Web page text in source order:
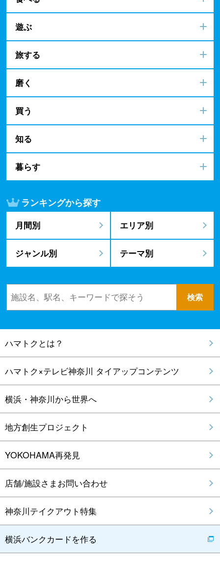
遊ぶ
旅する
磨く
買う
知る
暮らす
ランキングから探す
月間別 エリア別
ジャンル別 テーマ別
ハマトクとは？
ハマトク×テレビ神奈川 タイアップコンテンツ
横浜・神奈川から世界へ
地方創生プロジェクト
YOKOHAMA再発見
店舗/施設さまお問い合わせ
神奈川テイクアウト特集
横浜バンクカードを作る